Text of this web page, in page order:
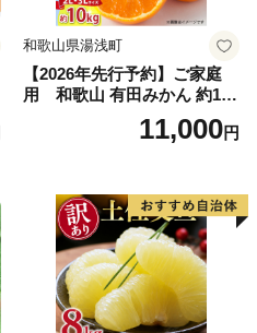
和歌山県湯浅町
【2026年先行予約】ご家庭
用 和歌山 有田みかん 約10k
g (2L、3Lサイズ)【湯浅町】
11,000円